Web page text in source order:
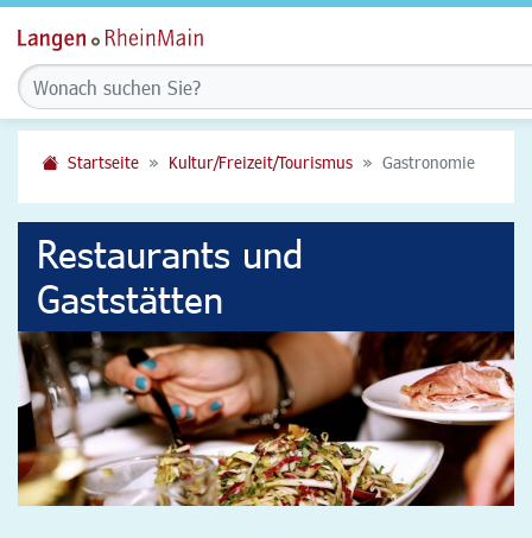
Startseite Kultur/Freizeit/Tourismus Gastronomie
Restaurants und
Gaststätten